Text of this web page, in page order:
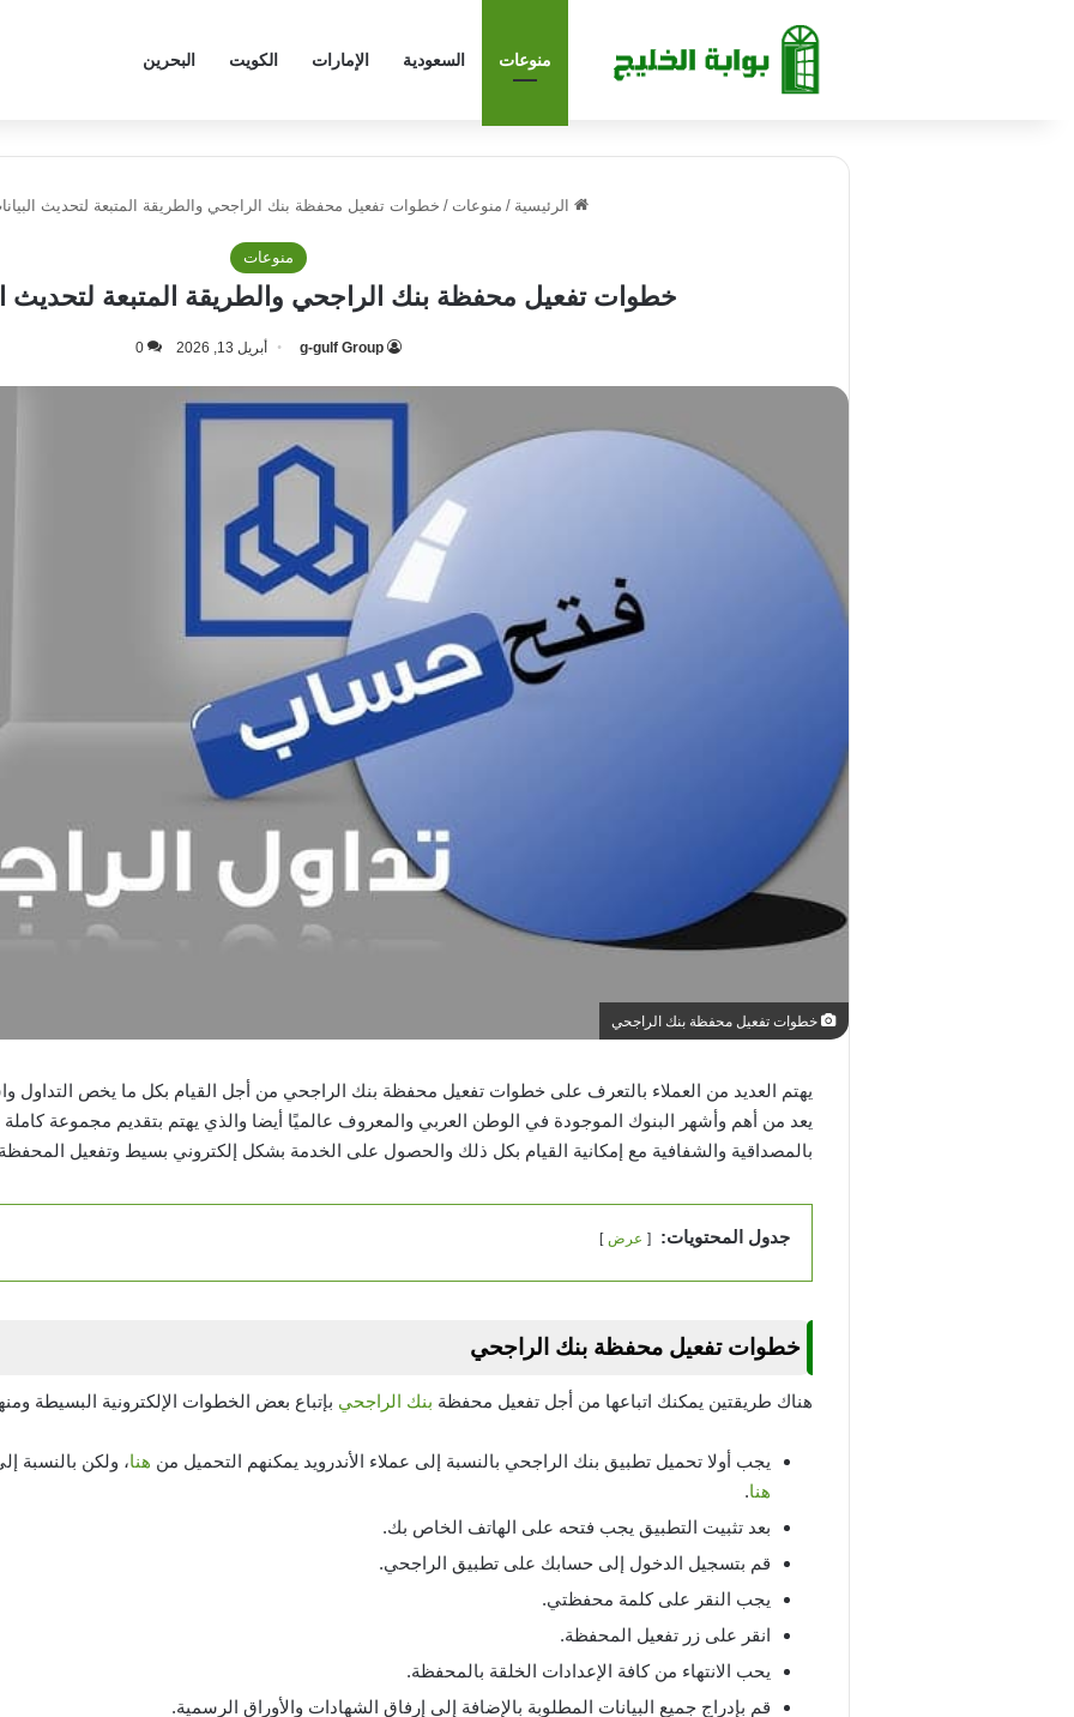
منوعات السعودية الإمارات الكويت البحرين
الرئيسية / منوعات / خطوات تفعيل محفظة بنك الراجحي والطريقة المتبعة لتحديث البيانات
منوعات
خطوات تفعيل محفظة بنك الراجحي والطريقة المتبعة لتحديث
g-gulf Group أبريل 13, 2026 0
خطوات تفعيل محفظة بنك الراجحي
يهتم العديد من العملاء بالتعرف على خطوات تفعيل محفظة بنك الراجحي من أجل القيام بكل ما يخص التداول
يعد من أهم وأشهر البنوك الموجودة في الوطن العربي والمعروف عالميًا أيضا والذي يهتم بتقديم مجموعة
بالمصداقية والشفافية مع إمكانية القيام بكل ذلك والحصول على الخدمة بشكل إلكتروني بسيط وتفعيل
جدول المحتويات: عرض
خطوات تفعيل محفظة بنك الراجحي
هناك طريقتين يمكنك اتباعها من أجل تفعيل محفظة بنك الراجحي بإتباع بعض الخطوات الإلكترونية البسيطة
يجب أولا تحميل تطبيق بنك الراجحي بالنسبة إلى عملاء الأندرويد يمكنهم التحميل من هنا، ولكن بالنسبة
هنا.
بعد تثبيت التطبيق يجب فتحه على الهاتف الخاص بك.
قم بتسجيل الدخول إلى حسابك على تطبيق الراجحي.
يجب النقر على كلمة محفظتي.
انقر على زر تفعيل المحفظة.
يحب الانتهاء من كافة الإعدادات الخلقة بالمحفظة.
قم بإدراج جميع البيانات المطلوبة بالإضافة إلى إرفاق الشهادات والأوراق الرسمية.